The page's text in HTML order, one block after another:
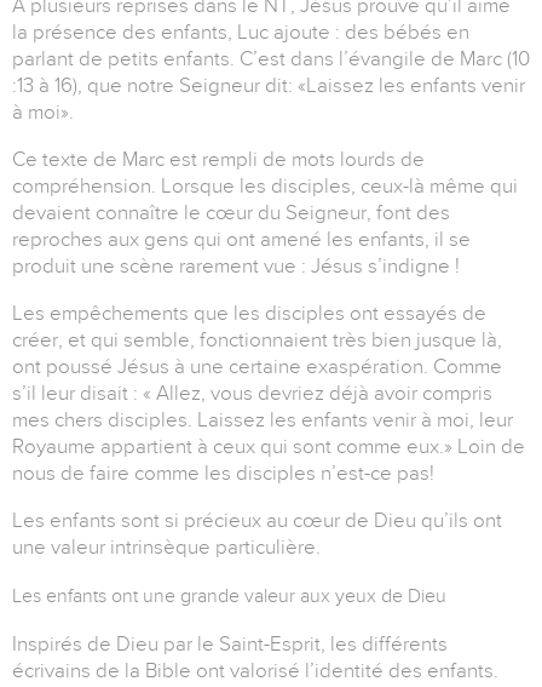
À plusieurs reprises dans le NT, Jésus prouve qu’il aime
la présence des enfants, Luc ajoute : des bébés en
parlant de petits enfants. C’est dans l’évangile de Marc (10
:13 à 16), que notre Seigneur dit: «Laissez les enfants venir
à moi».
Ce texte de Marc est rempli de mots lourds de
compréhension. Lorsque les disciples, ceux-là même qui
devaient connaître le cœur du Seigneur, font des
reproches aux gens qui ont amené les enfants, il se
produit une scène rarement vue : Jésus s’indigne !
Les empêchements que les disciples ont essayés de
créer, et qui semble, fonctionnaient très bien jusque là,
ont poussé Jésus à une certaine exaspération. Comme
s’il leur disait : « Allez, vous devriez déjà avoir compris
mes chers disciples. Laissez les enfants venir à moi, leur
Royaume appartient à ceux qui sont comme eux.» Loin de
nous de faire comme les disciples n’est-ce pas!
Les enfants sont si précieux au cœur de Dieu qu’ils ont
une valeur intrinsèque particulière.
Les enfants ont une grande valeur aux yeux de Dieu
Inspirés de Dieu par le Saint-Esprit, les différents
écrivains de la Bible ont valorisé l’identité des enfants.